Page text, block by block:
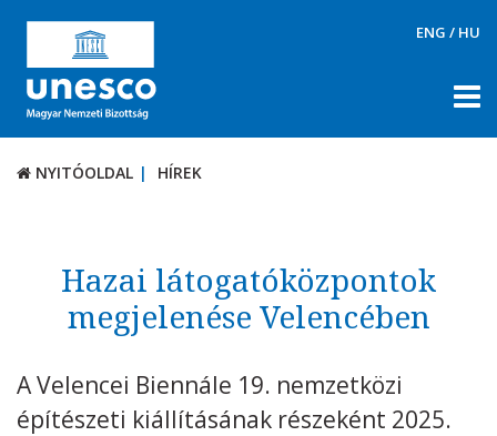
ENG / HU
NYITÓOLDAL HÍREK
TÉMÁK
DOKUMENTUMTÁR
KAPCSOLAT
NYITÓOLDAL HÍREK
Hazai látogatóközpontok
megjelenése Velencében
A Velencei Biennále 19. nemzetközi
építészeti kiállításának részeként 2025.